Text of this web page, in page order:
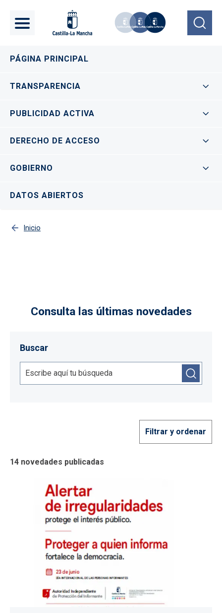
Navegación principal
PÁGINA PRINCIPAL
TRANSPARENCIA
PUBLICIDAD ACTIVA
DERECHO DE ACCESO
GOBIERNO
DATOS ABIERTOS
Inicio
Consulta las últimas novedades
Buscar
14 novedades publicadas
Filtrar y ordenar